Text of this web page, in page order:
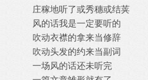
庄稼地听了或秀穗或结荚
风的话我是一定要听的
吹动衣襟的拿来当修辞
吹动头发的约来当副词
一场风的话还未听完